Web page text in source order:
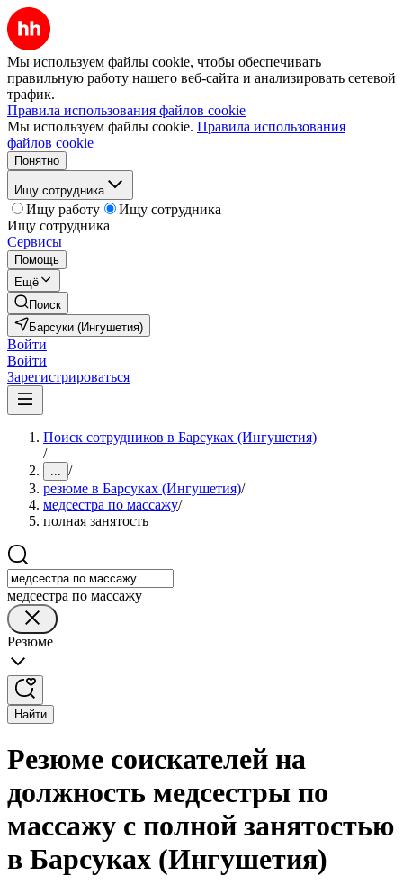
Мы используем файлы cookie, чтобы обеспечивать
правильную работу нашего веб-сайта и анализировать сетевой
трафик.
Правила использования файлов cookie
Мы используем файлы cookie. Правила использования
файлов cookie
Понятно
Ищу сотрудника
Ищу работу
Ищу сотрудника
Ищу сотрудника
Сервисы
Помощь
Ещё
Поиск
Барсуки (Ингушетия)
Войти
Войти
Зарегистрироваться
Поиск сотрудников в Барсуках (Ингушетия)
/
... /
резюме в Барсуках (Ингушетия)/
медсестра по массажу/
полная занятость
медсестра по массажу
Резюме
Найти
Резюме соискателей на
должность медсестры по
массажу с полной занятостью
в Барсуках (Ингушетия)